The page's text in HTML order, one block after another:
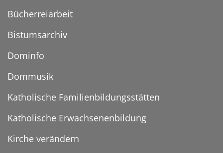
Bücherreiarbeit
Bistumsarchiv
Dominfo
Dommusik
Katholische Familienbildungsstätten
Katholische Erwachsenenbildung
Kirche verändern